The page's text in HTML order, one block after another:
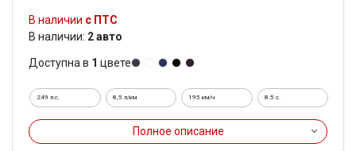
В наличии с ПТС
В наличии: 2 авто
Доступна в 1 цвете
249 л.с. 8,5 л/км 195 км/ч 8.5 c.
Полное описание